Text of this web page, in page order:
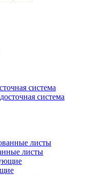
система
система
листы